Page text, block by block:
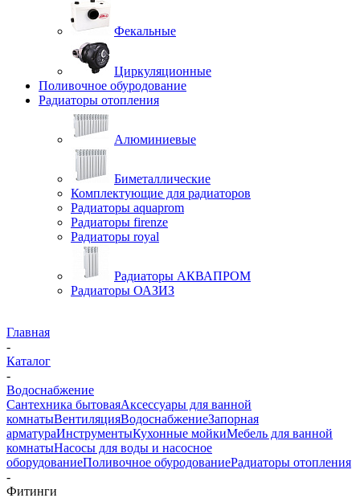
Фекальные
Циркуляционные
Поливочное обуродование
Радиаторы отопления
Алюминиевые
Биметаллические
Комплектующие для радиаторов
Радиаторы aquaprom
Радиаторы firenze
Радиаторы royal
Радиаторы АКВАПРОМ
Радиаторы ОАЗИЗ
Главная
-
Каталог
-
Водоснабжение
Сантехника бытоваяАксессуары для ванной
комнатыВентиляцияВодоснабжениеЗапорная
арматураИнструментыКухонные мойкиМебель для ванной
комнатыНасосы для воды и насосное
оборудованиеПоливочное обуродованиеРадиаторы отопления
-
Фитинги